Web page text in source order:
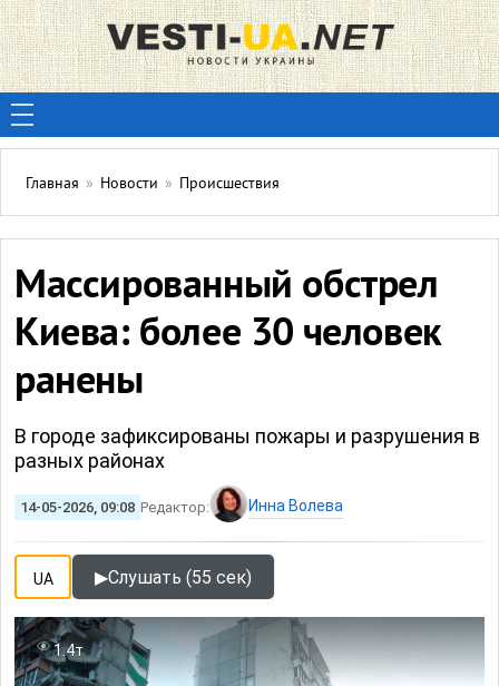
Главная » Новости » Происшествия
Массированный обстрел
Киева: более 30 человек
ранены
В городе зафиксированы пожары и разрушения в
разных районах
14-05-2026, 09:08 Редактор: Инна Волева
UA ▶Слушать (55 сек)
1.4т